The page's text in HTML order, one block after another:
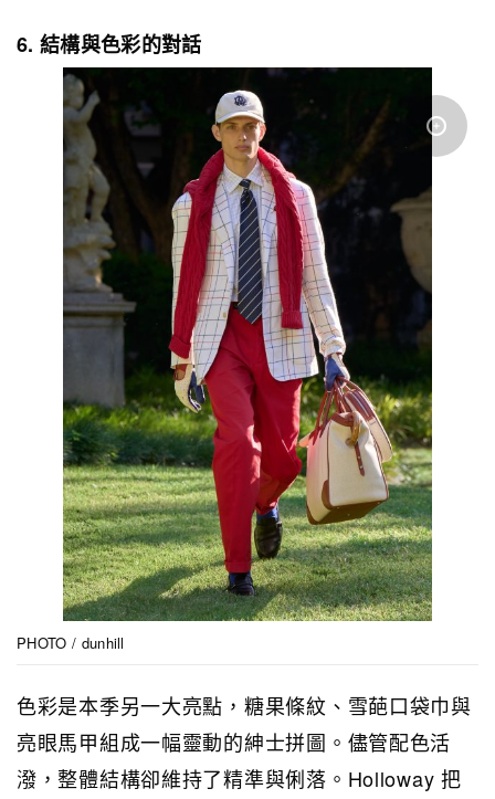
6. 結構與色彩的對話
PHOTO / dunhill
色彩是本季另一大亮點，糖果條紋、雪葩口袋巾與
亮眼馬甲組成一幅靈動的紳士拼圖。儘管配色活
潑，整體結構卻維持了精準與俐落。Holloway 把